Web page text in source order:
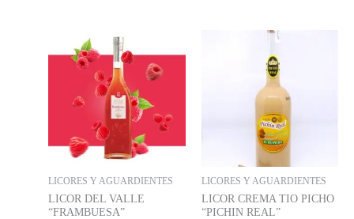
LICORES Y AGUARDIENTES
LICOR DEL VALLE
“FRAMBUESA”
LICORES Y AGUARDIENTES
LICOR CREMA TIO PICHO
“PICHIN REAL”